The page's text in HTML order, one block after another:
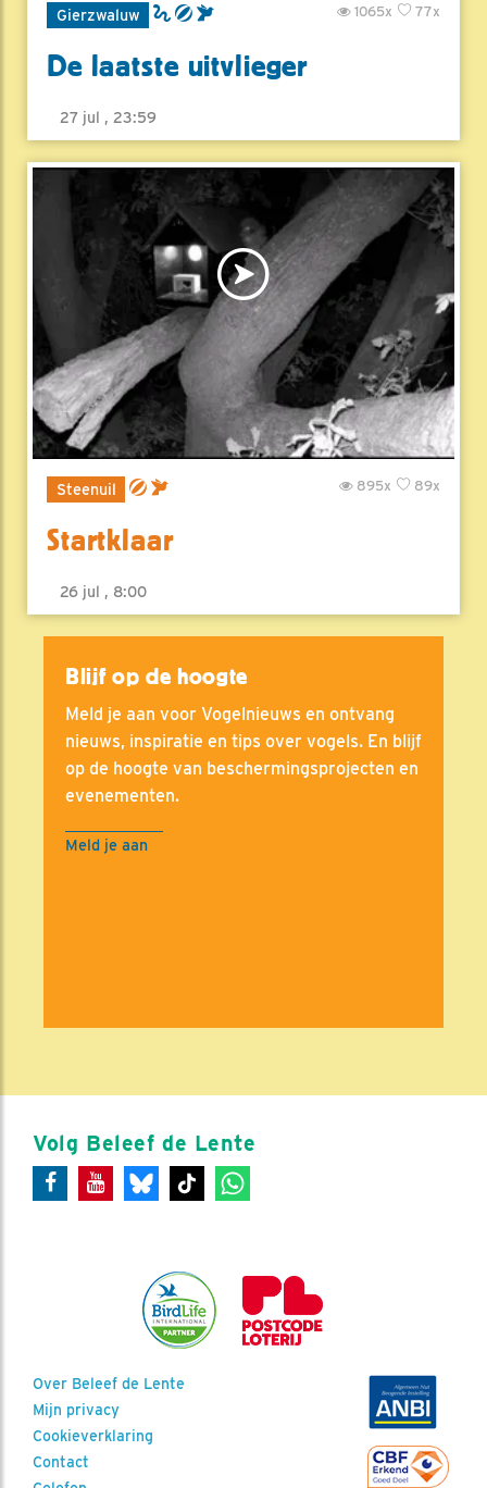
Gierzwaluw 77x
1065x
De laatste uitvlieger
27 jul , 23:59
Steenuil 89x
895x
Startklaar
26 jul , 8:00
Blijf op de hoogte
Meld je aan voor Vogelnieuws en ontvang
nieuws, inspiratie en tips over vogels. En blijf
op de hoogte van beschermingsprojecten en
evenementen.
Meld je aan
Volg Beleef de Lente
Over Beleef de Lente
Mijn privacy
Cookieverklaring
Contact